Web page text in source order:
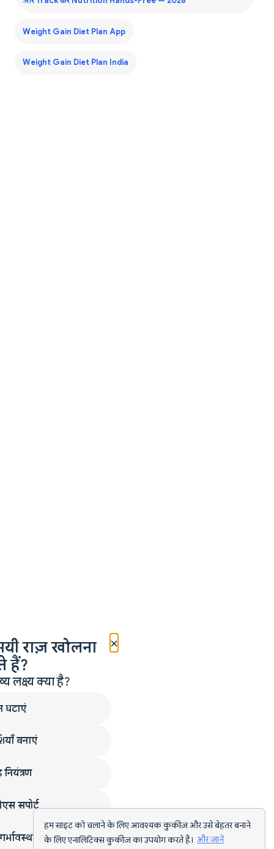
हम साइट को चलाने के लिए आवश्यक कुकीज़ और उसे बेहतर बनाने
के लिए एनालिटिक्स कुकीज़ का उपयोग करते हैं। और जानें
Weight Gain Diet Plan App
Weight Gain Diet Plan India
×
राज़ खोलना
हैं?
लक्ष्य क्या है?
घटाएं
बनाएं
सपोर्ट